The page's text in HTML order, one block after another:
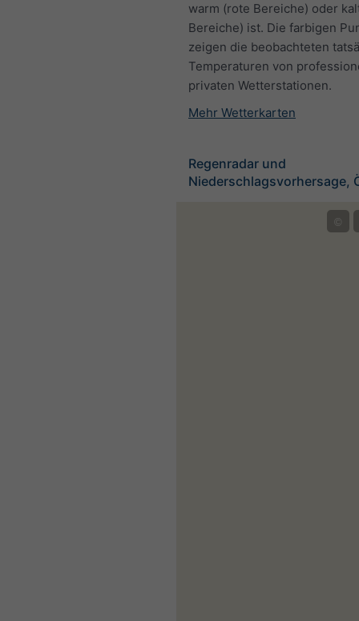
warm (rote Bereiche) oder
Bereiche) ist. Die farbigen
zeigen die beobachteten
Temperaturen von
privaten Wetterstationen.
Mehr Wetterkarten
Regenradar und
Niederschlagsvorhersage,
©